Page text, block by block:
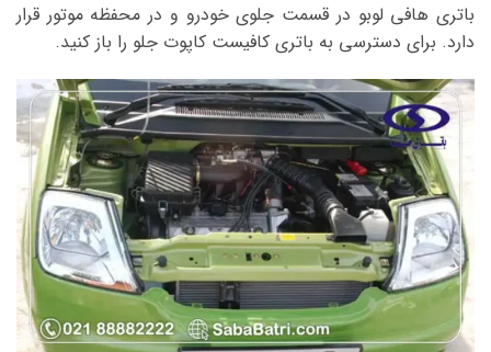
باتری هافی لوبو در قسمت جلوی خودرو و در محفظه موتور قرار
دارد. برای دسترسی به باتری کافیست کاپوت جلو را باز کنید.